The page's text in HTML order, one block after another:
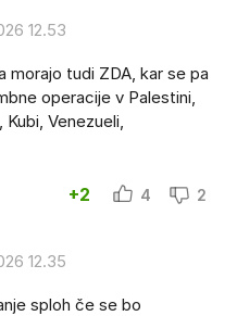
12.53
morajo tudi ZDA, kar se pa
operacije v Palestini,
Venezueli,
+2 4 2
12.35
sploh če se bo